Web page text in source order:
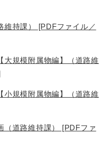
維持課） [PDFファイル／
大規模附属物編】（道路維
小規模附属物編】（道路維
（道路維持課） [PDFファ